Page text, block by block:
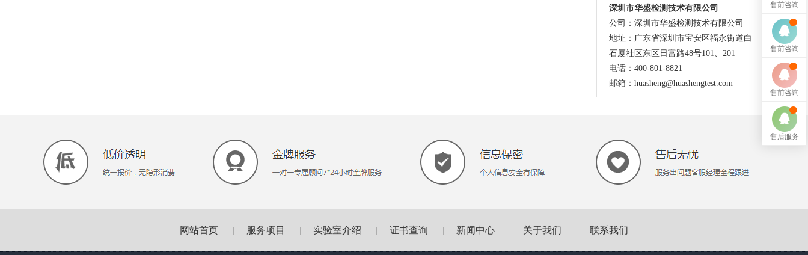
深圳市华盛检测技术有限公司
公司：深圳市华盛检测技术有限公司
地址：广东省深圳市宝安区福永街道白
石厦社区东区日富路48号101、201
电话：400-801-8821
邮箱：huasheng@huashengtest.com
网站首页 服务项目 实验室介绍 证书查询 新闻中心 关于我们 联系我们
售前咨询
售前咨询
售前咨询
售后服务